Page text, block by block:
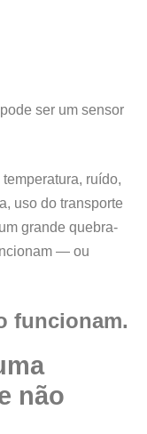
ser um sensor
ruído,
uso do transporte
grande quebra-
— ou
funcionam.
não